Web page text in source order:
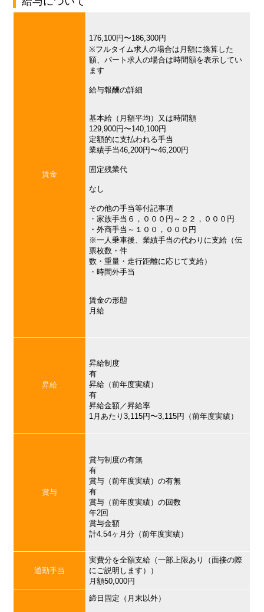
賃金
176,100円〜186,300円
※フルタイム求人の場合は月額に換算した
額、パート求人の場合は時間額を表示してい
ます
給与報酬の詳細
基本給（月額平均）又は時間額
129,900円〜140,100円
定額的に支払われる手当
業績手当46,200円〜46,200円
固定残業代
なし
その他の手当等付記事項
・家族手当６，０００円～２２，０００円
・外商手当～１００，０００円
※一人乗車後、業績手当の代わりに支給（伝
票枚数・件
数・重量・走行距離に応じて支給）
・時間外手当
賃金の形態
月給
昇給
昇給制度
有
昇給（前年度実績）
有
昇給金額／昇給率
1月あたり3,115円〜3,115円（前年度実績）
賞与
賞与制度の有無
有
賞与（前年度実績）の有無
有
賞与（前年度実績）の回数
年2回
賞与金額
計4.54ヶ月分（前年度実績）
通勤手当
実費分を全額支給（一部上限あり（面接の際
にご説明します））
月額50,000円
締日固定（月末以外）